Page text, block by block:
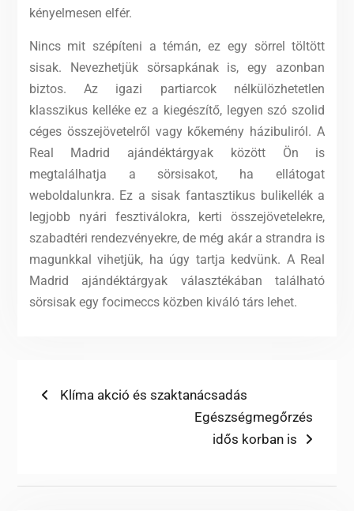
kényelmesen elfér.
Nincs mit szépíteni a témán, ez egy sörrel töltött
sisak. Nevezhetjük sörsapkának is, egy azonban
biztos. Az igazi partiarcok nélkülözhetetlen
klasszikus kelléke ez a kiegészítő, legyen szó szolid
céges összejövetelről vagy kőkemény házibuliról. A
Real Madrid ajándéktárgyak között Ön is
megtalálhatja a sörsisakot, ha ellátogat
weboldalunkra. Ez a sisak fantasztikus bulikellék a
legjobb nyári fesztiválokra, kerti összejövetelekre,
szabadtéri rendezvényekre, de még akár a strandra is
magunkkal vihetjük, ha úgy tartja kedvünk. A Real
Madrid ajándéktárgyak választékában található
sörsisak egy focimeccs közben kiváló társ lehet.
Bejegyzés
Previous
Klíma akció és szaktanácsadás
Next
post:
Egészségmegőrzés
idős korban is